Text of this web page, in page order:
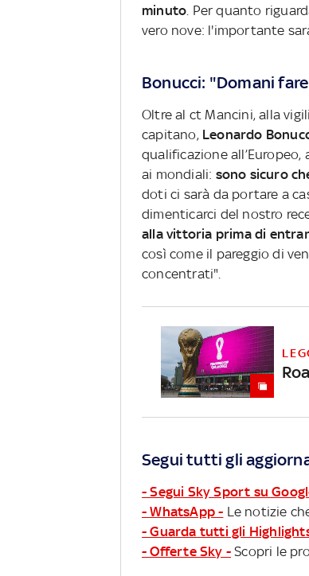
minuto. Per quanto
vero nove: l'importante
Bonucci: "Domani
Oltre al ct Mancini, alla
capitano, Leonardo
qualificazione
ai mondiali: sono sicuro
doti ci sarà da portare a
dimenticarci del nostro
alla vittoria prima di
così come il pareggio di
concentrati".
Segui tutti gli
- Segui Sky Sport su
- WhatsApp - Le notizie
- Guarda tutti gli
- Offerte Sky - Scopri le